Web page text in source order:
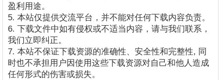
盈利用途。
5. 本站仅提供交流平台，并不能对任何下载内容负责。
6. 下载文件中如有侵权或不适当内容，请与我们联系，
我们立即纠正。
7. 本站不保证下载资源的准确性、安全性和完整性, 同
时也不承担用户因使用这些下载资源对自己和他人造成
任何形式的伤害或损失。